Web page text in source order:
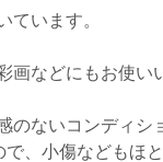
ています。
などにもお使い
ないコンディシ
、小傷などもほ